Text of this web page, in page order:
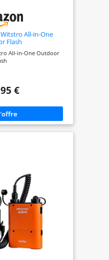
All-in-One
Flash
All-in-One Outdoor
€